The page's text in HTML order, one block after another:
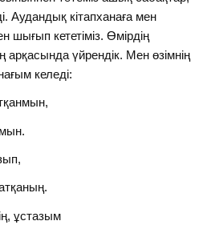
Аудандық кітапханаға мен
шығып кететіміз. Өмірдің
арқасында үйрендік. Мен өзімнің
келеді:
ұстазым